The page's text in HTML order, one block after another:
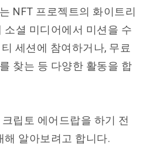
NFT 프로젝트의 화이트리
소셜 미디어에서 미션을 수
세션에 참여하거나, 무료
찾는 등 다양한 활동을 합
립토 에어드랍을 하기 전
해 알아보려고 합니다.